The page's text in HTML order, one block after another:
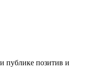
публике позитив и